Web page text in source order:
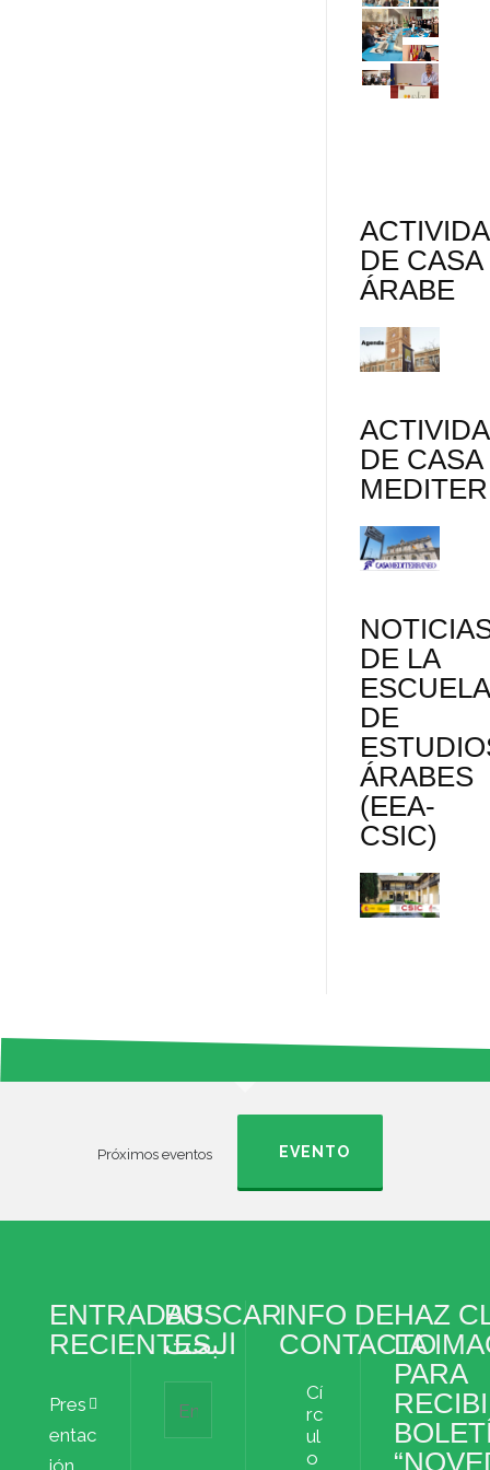
DE CASA
ÁRABE
DE CASA
DE LA
ESCUELA
DE
ÁRABES
(EEA-
CSIC)
Próximos eventos EVENTO
ENTRADAS
RECIENTES
Pres
entac
ión
BUSCAR
البحث
INFO DE
CONTACTO
Cí
rc
ul
o
HAZ
LA
PARA